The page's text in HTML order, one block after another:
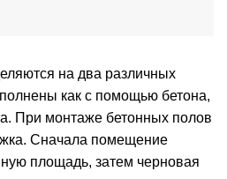
на два различных
как с помощью бетона,
При монтаже бетонных полов
Сначала помещение
площадь, затем черновая